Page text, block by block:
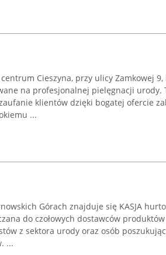
Cieszyna, przy ulicy Zamkowej 9,
na profesjonalnej pielęgnacji urody.
klientów dzięki bogatej ofercie
...
Górach znajduje się KASJA
do czołowych dostawców produktów
z sektora urody oraz osób
...